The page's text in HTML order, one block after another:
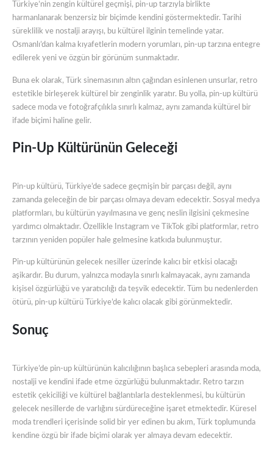
Türkiye’nin zengin kültürel geçmişi, pin-up tarzıyla birlikte
harmanlanarak benzersiz bir biçimde kendini göstermektedir. Tarihi
süreklilik ve nostalji arayışı, bu kültürel ilginin temelinde yatar.
Osmanlı’dan kalma kıyafetlerin modern yorumları, pin-up tarzına entegre
edilerek yeni ve özgün bir görünüm sunmaktadır.
Buna ek olarak, Türk sinemasının altın çağından esinlenen unsurlar, retro
estetikle birleşerek kültürel bir zenginlik yaratır. Bu yolla, pin-up kültürü
sadece moda ve fotoğrafçılıkla sınırlı kalmaz, aynı zamanda kültürel bir
ifade biçimi haline gelir.
Pin-Up Kültürünün Geleceği
Pin-up kültürü, Türkiye’de sadece geçmişin bir parçası değil, aynı
zamanda geleceğin de bir parçası olmaya devam edecektir. Sosyal medya
platformları, bu kültürün yayılmasına ve genç neslin ilgisini çekmesine
yardımcı olmaktadır. Özellikle Instagram ve TikTok gibi platformlar, retro
tarzının yeniden popüler hale gelmesine katkıda bulunmuştur.
Pin-up kültürünün gelecek nesiller üzerinde kalıcı bir etkisi olacağı
aşikardır. Bu durum, yalnızca modayla sınırlı kalmayacak, aynı zamanda
kişisel özgürlüğü ve yaratıcılığı da teşvik edecektir. Tüm bu nedenlerden
ötürü, pin-up kültürü Türkiye’de kalıcı olacak gibi görünmektedir.
Sonuç
Türkiye’de pin-up kültürünün kalıcılığının başlıca sebepleri arasında moda,
nostalji ve kendini ifade etme özgürlüğü bulunmaktadır. Retro tarzın
estetik çekiciliği ve kültürel bağlantılarla desteklenmesi, bu kültürün
gelecek nesillerde de varlığını sürdüreceğine işaret etmektedir. Küresel
moda trendleri içerisinde solid bir yer edinen bu akım, Türk toplumunda
kendine özgü bir ifade biçimi olarak yer almaya devam edecektir.